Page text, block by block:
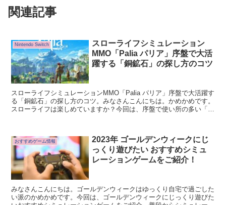
関連記事
Nintendo Switch
スローライフシミュレーション
MMO「Palia パリア」序盤で大活
躍する「銅鉱石」の探し方のコツ
スローライフシミュレーションMMO「Palia パリア」序盤で大活躍す
る「銅鉱石」の探し方のコツ。みなさんこんにちは。かめかめです。
スローライフは楽しめていますか？今回は、序盤で使い所の多い「銅
おすすめゲーム情報
2023年 ゴールデンウィークにじ
っくり遊びたい おすすめシミュ
レーションゲームをご紹介！
みなさんこんにちは。ゴールデンウィークはゆっくり自宅で過ごした
い派のかめかめです。今回は、ゴールデンウィークにじっくり遊びた